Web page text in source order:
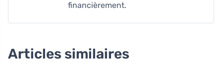
financièrement.
Articles similaires